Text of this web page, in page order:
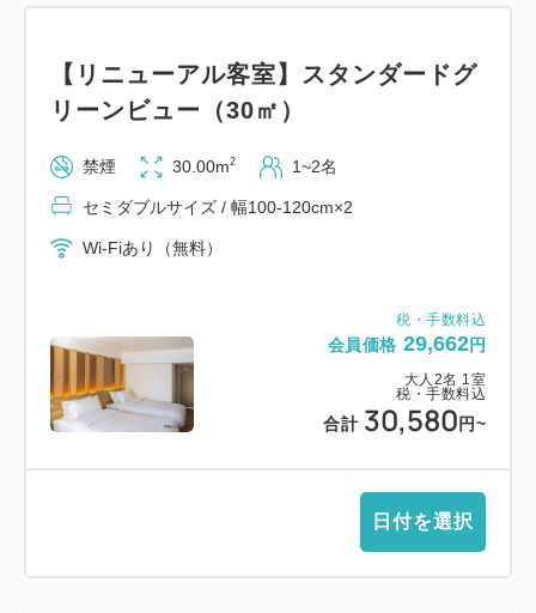
す。
◆3歳以上小学生までのお子様へ
ト)ご利用券をお一人様一泊につき1枚お付けします。
Ⓑ2連泊以上で花火券とおやつ券を1枚ずつお付けし
ます。
★3～5歳の幼児のご宿泊には、施設使用料としてお
一人様一泊につき2,200円（消費税込）を頂戴いたし
ております。
☆お食事券、チケットはチェックイン時お渡しいたし
☆お子様マリングッズは数に限りがあり、当日先着順
税・手数料込
会員価格 29,662円
大人 2名 1室
税・手数料込
合計 30,580 円~
【リニューアル客室】スタンダードグ
リーンビュー（30㎡）
禁煙 30.00m2 1~2名
セミダブルサイズ / 幅100-120cm×2
Wi-Fiあり（無料）
日付を選択